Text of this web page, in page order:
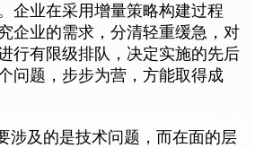
企业在采用增量策略构建过程
企业的需求，分清轻重缓急，对
行有限级排队，决定实施的先后
问题，步步为营，方能取得成
涉及的是技术问题，而在面的层